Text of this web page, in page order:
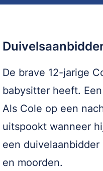
De brave 12-jarige
babysitter heeft.
Als Cole op een
uitspookt wanneer
een
en moorden.